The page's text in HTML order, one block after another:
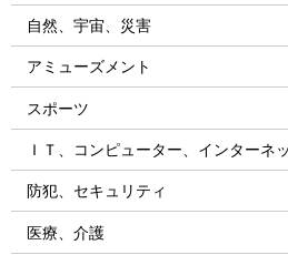
自然、宇宙、災害
アミューズメント
スポーツ
ＩＴ、コンピューター、インターネ
防犯、セキュリティ
医療、介護